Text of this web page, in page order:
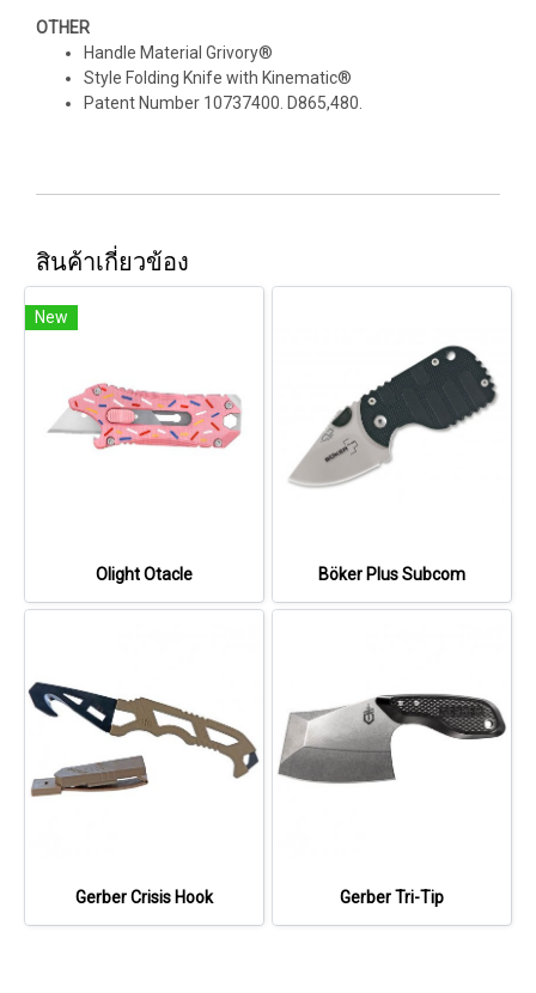
OTHER
Handle Material Grivory®
Style Folding Knife with Kinematic®
Patent Number 10737400. D865,480.
สินค้าเกี่ยวข้อง
New
Olight Otacle Böker Plus Subcom
Gerber Crisis Hook Gerber Tri-Tip